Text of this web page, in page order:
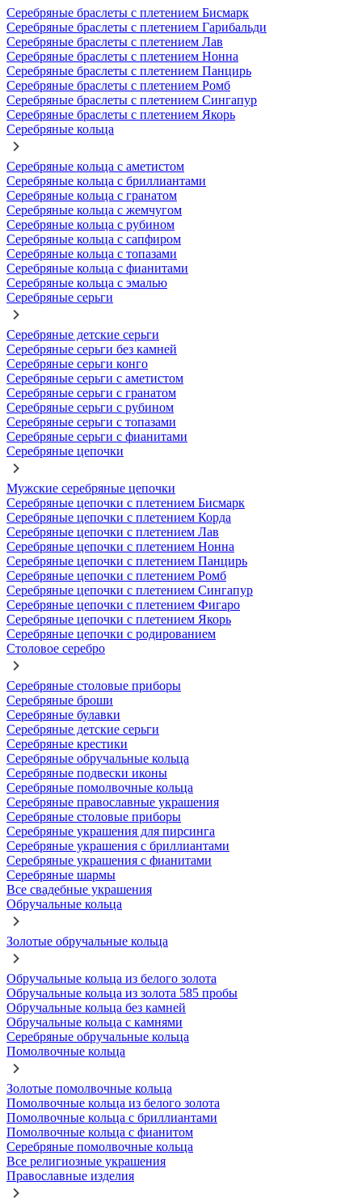
Серебряные браслеты с плетением Бисмарк
Серебряные браслеты с плетением Гарибальди
Серебряные браслеты с плетением Лав
Серебряные браслеты с плетением Нонна
Серебряные браслеты с плетением Панцирь
Серебряные браслеты с плетением Ромб
Серебряные браслеты с плетением Сингапур
Серебряные браслеты с плетением Якорь
Серебряные кольца
Серебряные кольца с аметистом
Серебряные кольца с бриллиантами
Серебряные кольца с гранатом
Серебряные кольца с жемчугом
Серебряные кольца с рубином
Серебряные кольца с сапфиром
Серебряные кольца с топазами
Серебряные кольца с фианитами
Серебряные кольца с эмалью
Серебряные серьги
Серебряные детские серьги
Серебряные серьги без камней
Серебряные серьги конго
Серебряные серьги с аметистом
Серебряные серьги с гранатом
Серебряные серьги с рубином
Серебряные серьги с топазами
Серебряные серьги с фианитами
Серебряные цепочки
Мужские серебряные цепочки
Серебряные цепочки с плетением Бисмарк
Серебряные цепочки с плетением Корда
Серебряные цепочки с плетением Лав
Серебряные цепочки с плетением Нонна
Серебряные цепочки с плетением Панцирь
Серебряные цепочки с плетением Ромб
Серебряные цепочки с плетением Сингапур
Серебряные цепочки с плетением Фигаро
Серебряные цепочки с плетением Якорь
Серебряные цепочки с родированием
Столовое серебро
Серебряные столовые приборы
Серебряные броши
Серебряные булавки
Серебряные детские серьги
Серебряные крестики
Серебряные обручальные кольца
Серебряные подвески иконы
Серебряные помолвочные кольца
Серебряные православные украшения
Серебряные столовые приборы
Серебряные украшения для пирсинга
Серебряные украшения с бриллиантами
Серебряные украшения с фианитами
Серебряные шармы
Все свадебные украшения
Обручальные кольца
Золотые обручальные кольца
Обручальные кольца из белого золота
Обручальные кольца из золота 585 пробы
Обручальные кольца без камней
Обручальные кольца с камнями
Серебряные обручальные кольца
Помолвочные кольца
Золотые помолвочные кольца
Помолвочные кольца из белого золота
Помолвочные кольца с бриллиантами
Помолвочные кольца с фианитом
Серебряные помолвочные кольца
Все религиозные украшения
Православные изделия